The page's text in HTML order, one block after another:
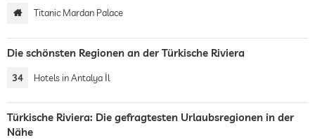
Titanic Mardan Palace
Die schönsten Regionen an der Türkische Riviera
34 Hotels in Antalya İl
Türkische Riviera: Die gefragtesten Urlaubsregionen in der
Nähe